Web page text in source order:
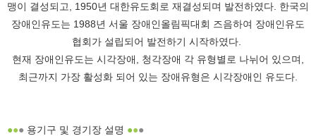
맹이 결성되고, 1950년 대한유도회로 재결성되며 발전하였다. 한국의
장애인유도는 1988년 서울 장애인올림픽대회 즈음하여 장애인유도
협회가 설립되어 발전하기 시작하였다.
현재 장애인유도는 시각장애, 청각장애 각 유형별로 나뉘어 있으며,
최근까지 가장 활성화 되어 있는 장애유형은 시각장애인 유도다.
●●● 용기구 및 경기장 설명 ●●●